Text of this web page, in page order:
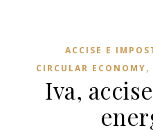
ACCISE E
CIRCULAR ECONOMY,
Iva,